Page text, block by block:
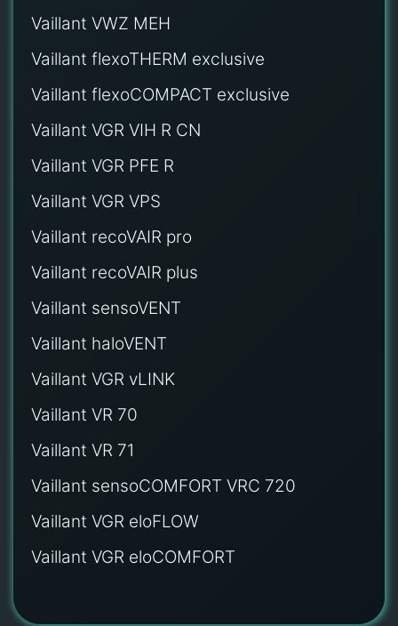
Vaillant VWZ MEH
Vaillant flexoTHERM exclusive
Vaillant flexoCOMPACT exclusive
Vaillant VGR VIH R CN
Vaillant VGR PFE R
Vaillant VGR VPS
Vaillant recoVAIR pro
Vaillant recoVAIR plus
Vaillant sensoVENT
Vaillant haloVENT
Vaillant VGR vLINK
Vaillant VR 70
Vaillant VR 71
Vaillant sensoCOMFORT VRC 720
Vaillant VGR eloFLOW
Vaillant VGR eloCOMFORT